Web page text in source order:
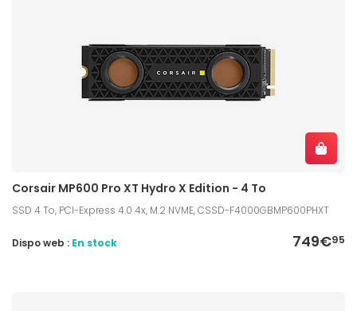
Corsair MP600 Pro XT Hydro X Edition - 4 To
SSD 4 To, PCI-Express 4.0 4x, M.2 NVME, CSSD-F4000GBMP600PHXT
749€95
Dispo web : En stock